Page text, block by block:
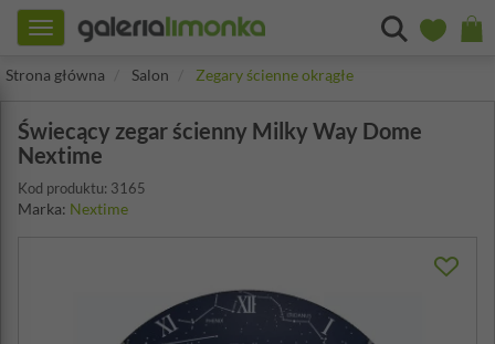
Toggle
navigation
Strona główna
Salon Zegary ścienne okrągłe
Świecący zegar ścienny Milky Way Dome
Nextime
Kod produktu: 3165
Marka: Nextime